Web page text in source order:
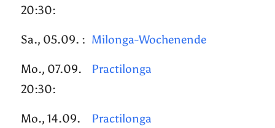
20:30:
Sa., 05.09. : Milonga-Wochenende
Mo., 07.09.
20:30:
Practilonga
Mo., 14.09.
Practilonga